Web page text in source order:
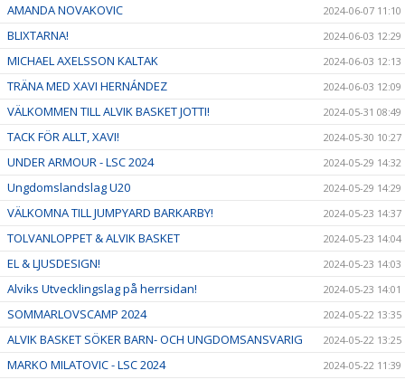
AMANDA NOVAKOVIC 2024-06-07 11:10
BLIXTARNA! 2024-06-03 12:29
MICHAEL AXELSSON KALTAK 2024-06-03 12:13
TRÄNA MED XAVI HERNÁNDEZ 2024-06-03 12:09
VÄLKOMMEN TILL ALVIK BASKET JOTTI! 2024-05-31 08:49
TACK FÖR ALLT, XAVI! 2024-05-30 10:27
UNDER ARMOUR - LSC 2024 2024-05-29 14:32
Ungdomslandslag U20 2024-05-29 14:29
VÄLKOMNA TILL JUMPYARD BARKARBY! 2024-05-23 14:37
TOLVANLOPPET & ALVIK BASKET 2024-05-23 14:04
EL & LJUSDESIGN! 2024-05-23 14:03
Alviks Utvecklingslag på herrsidan! 2024-05-23 14:01
SOMMARLOVSCAMP 2024 2024-05-22 13:35
ALVIK BASKET SÖKER BARN- OCH UNGDOMSANSVARIG 2024-05-22 13:25
MARKO MILATOVIC - LSC 2024 2024-05-22 11:39